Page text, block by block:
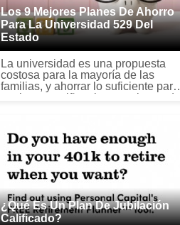
Los 9 Mejores Planes De Ahorro
Para La Universidad 529 Del
Estado
La universidad es una propuesta
costosa para la mayoría de las
familias, y ahorrar lo suficiente para
enviar a un niño a la escuela puede
pueden ser ...
¿Qué Es Un Plan De Jubilación
Calificado?